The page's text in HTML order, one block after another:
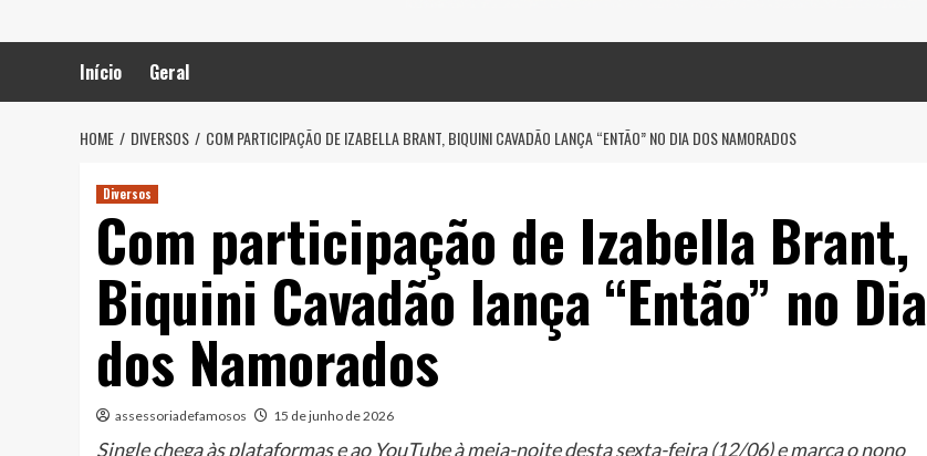
Início Geral
HOME DIVERSOS COM PARTICIPAÇÃO DE IZABELLA BRANT, BIQUINI CAVADÃO LANÇA “ENTÃO” NO DIA DOS NAMORADOS
Diversos
Com participação de Izabella Brant,
Biquini Cavadão lança “Então” no Dia
dos Namorados
assessoriadefamosos 15 de junho de 2026
Single chega às plataformas e ao YouTube à meia-noite desta sexta-feira (12/06) e marca o nono